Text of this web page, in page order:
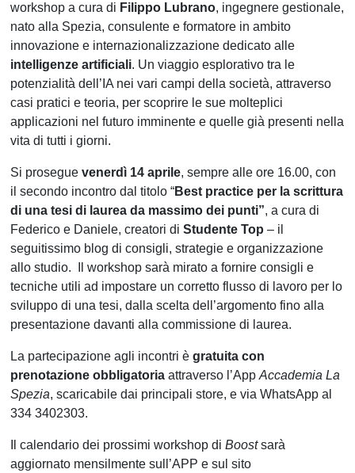
workshop a cura di Filippo Lubrano, ingegnere gestionale,
nato alla Spezia, consulente e formatore in ambito
innovazione e internazionalizzazione dedicato alle
intelligenze artificiali. Un viaggio esplorativo tra le
potenzialità dell’IA nei vari campi della società, attraverso
casi pratici e teoria, per scoprire le sue molteplici
applicazioni nel futuro imminente e quelle già presenti nella
vita di tutti i giorni.
Si proseguevenerdì 14 aprile, sempre alle ore 16.00, con
il secondo incontro dal titolo “Best practice per la scrittura
di una tesi di laurea da massimo dei punti”, a cura di
Federico e Daniele, creatori diStudente Top ‒ il
seguitissimo blog di consigli, strategie e organizzazione
allo studio. Il workshop sarà mirato a fornire consigli e
tecniche utili ad impostare un corretto flusso di lavoro per lo
sviluppo di una tesi, dalla scelta dell’argomento fino alla
presentazione davanti alla commissione di laurea.
La partecipazione agli incontri ègratuita con
prenotazione obbligatoria attraverso l’AppAccademia La
Spezia, scaricabile dai principali store, e via WhatsApp al
334 3402303.
Il calendario dei prossimi workshop diBoostsarà
aggiornato mensilmente sull’APP e sul sito